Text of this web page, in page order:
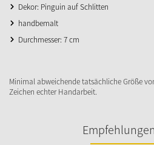
Dekor: Pinguin auf Schlitten
handbemalt
Durchmesser: 7 cm
Minimal abweichende tatsächliche Größe
Zeichen echter Handarbeit.